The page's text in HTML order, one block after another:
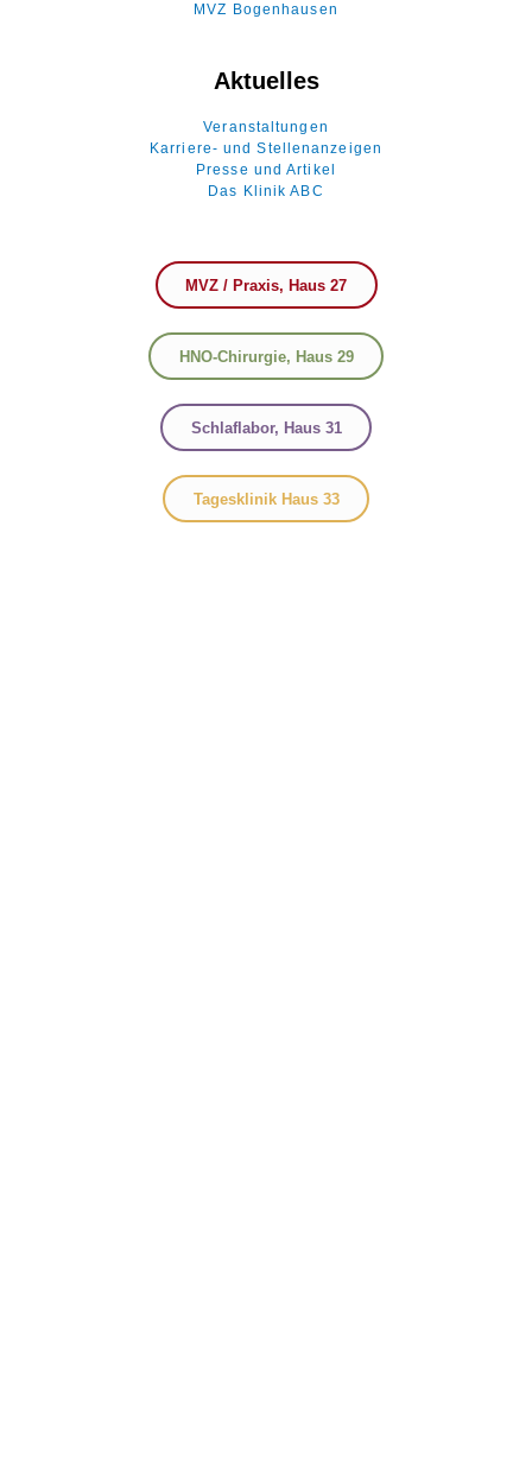
MVZ Bogenhausen
Aktuelles
Veranstaltungen
Karriere- und Stellenanzeigen
Presse und Artikel
Das Klinik ABC
MVZ / Praxis, Haus 27
HNO-Chirurgie, Haus 29
Schlaflabor, Haus 31
Tagesklinik Haus 33​